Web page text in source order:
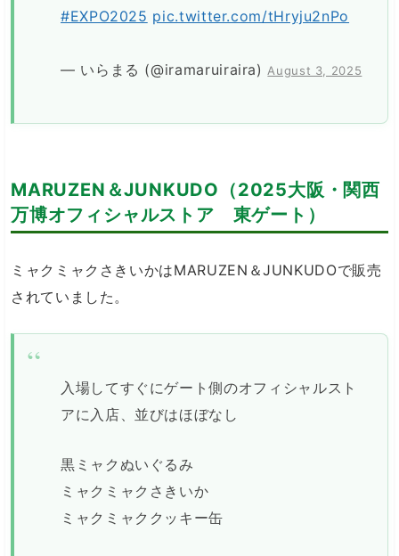
#EXPO2025 pic.twitter.com/tHryju2nPo
— いらまる (@iramaruiraira) August 3, 2025
MARUZEN＆JUNKUDO（2025大阪・関西
万博オフィシャルストア 東ゲート）
ミャクミャクさきいかはMARUZEN＆JUNKUDOで販売
されていました。
入場してすぐにゲート側のオフィシャルスト
アに入店、並びはほぼなし
黒ミャクぬいぐるみ
ミャクミャクさきいか
ミャクミャククッキー缶